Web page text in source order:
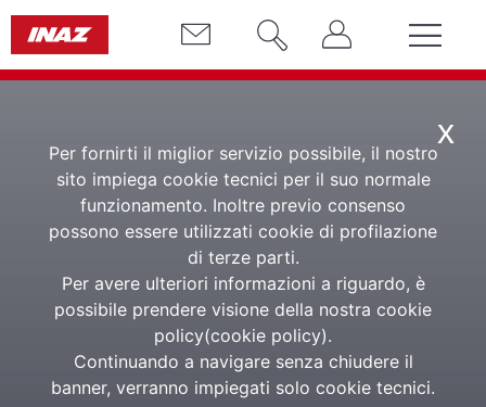
x
Per fornirti il miglior servizio possibile, il nostro
sito impiega cookie tecnici per il suo normale
funzionamento. Inoltre previo consenso
possono essere utilizzati cookie di profilazione
di terze parti.
Per avere ulteriori informazioni a riguardo, è
possibile prendere visione della nostra cookie
policy(cookie policy).
Continuando a navigare senza chiudere il
banner, verranno impiegati solo cookie tecnici.
PagheINweb
Software di elaborazione
delle buste paga